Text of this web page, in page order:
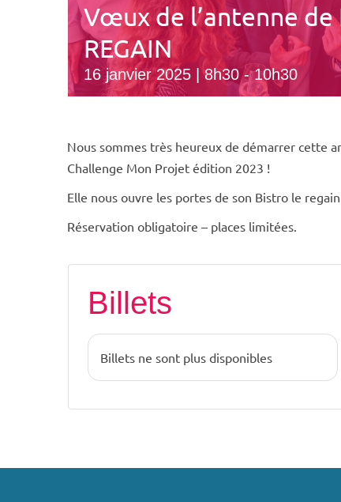
Vœux de l’antenne de
REGAIN
16 janvier 2025 | 8h30-10h30
Nous sommes très heureux de démarrer cette
Challenge Mon Projet édition 2023 !
Elle nous ouvre les portes de son Bistro le
Réservation obligatoire – places limitées.
Billets
Billets ne sont plus disponibles